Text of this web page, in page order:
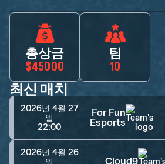
총상금
$45000
팀
10
최신 매치
2026년 4월 27
일
22:00
For Fun
Esports
2026년 4월 26
일
Cloud9